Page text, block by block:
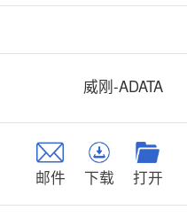
威刚-ADATA
邮件 下载 打开